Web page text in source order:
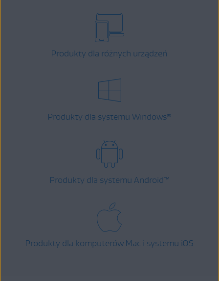
Produkty dla różnych urządzeń
Produkty dla systemu Windows®
Produkty dla systemu Android™
Produkty dla komputerów Mac i systemu iOS